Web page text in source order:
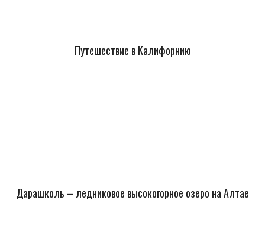
Путешествие в Калифорнию
Дарашколь – ледниковое высокогорное озеро на Алтае